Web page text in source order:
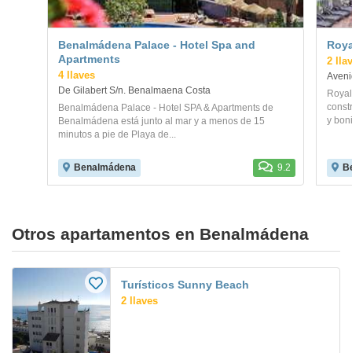
Benalmádena Palace - Hotel Spa and
Apartments
4 llaves
De Gilabert S/n. Benalmaena Costa
Benalmádena Palace - Hotel SPA & Apartments de
Benalmádena está junto al mar y a menos de 15
minutos a pie de Playa de...
Benalmádena 9.2
2
y
Otros apartamentos en Benalmádena
Turísticos Sunny Beach
2 llaves